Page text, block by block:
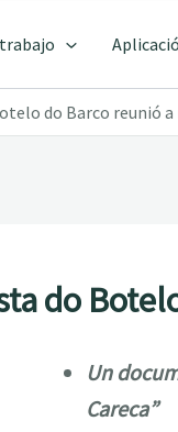
do Barco reunió
do
Un
Careca”